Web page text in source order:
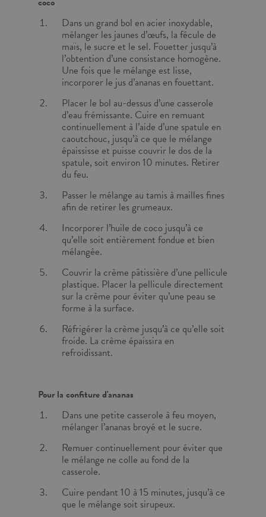
Dans un grand bol en acier inoxydable,
mélanger les jaunes d’œufs, la fécule de
maïs, le sucre et le sel. Fouetter jusqu’à
l’obtention d’une consistance homogène.
Une fois que le mélange est lisse,
incorporer le jus d’ananas en fouettant.
Placer le bol au-dessus d’une casserole
d’eau frémissante. Cuire en remuant
continuellement à l’aide d’une spatule en
caoutchouc, jusqu’à ce que le mélange
épaississe et puisse couvrir le dos de la
spatule, soit environ 10 minutes. Retirer
du feu.
Passer le mélange au tamis à mailles fines
afin de retirer les grumeaux.
Incorporer l’huile de coco jusqu’à ce
qu’elle soit entièrement fondue et bien
mélangée.
Couvrir la crème pâtissière d’une pellicule
plastique. Placer la pellicule directement
sur la crème pour éviter qu’une peau se
forme à la surface.
Réfrigérer la crème jusqu’à ce qu’elle soit
froide. La crème épaissira en
refroidissant.
Pour la confiture d'ananas
Dans une petite casserole à feu moyen,
mélanger l’ananas broyé et le sucre.
Remuer continuellement pour éviter que
le mélange ne colle au fond de la
casserole.
Cuire pendant 10 à 15 minutes, jusqu’à ce
que le mélange soit sirupeux.